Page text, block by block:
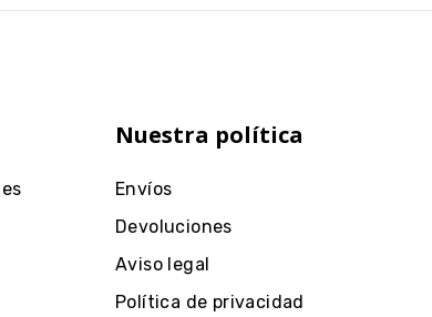
Nuestra política
Envíos
Devoluciones
Aviso legal
Política de privacidad